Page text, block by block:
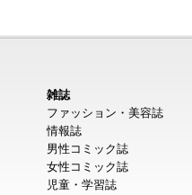
雑誌
ファッション・美容誌
情報誌
男性コミック誌
女性コミック誌
児童・学習誌